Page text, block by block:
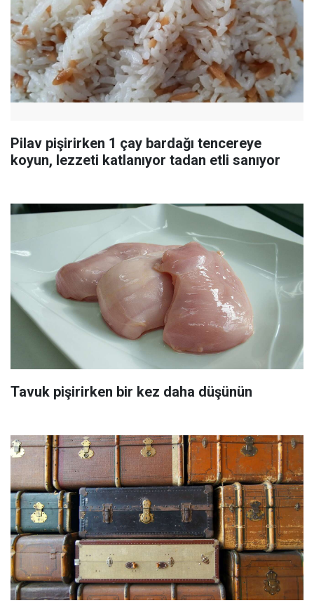
Pilav pişirirken 1 çay bardağı tencereye
koyun, lezzeti katlanıyor tadan etli sanıyor
Tavuk pişirirken bir kez daha düşünün